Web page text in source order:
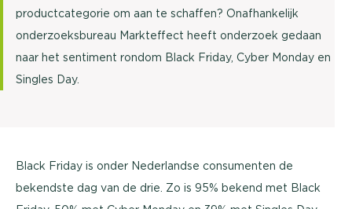
productcategorie om aan te schaffen? Onafhankelijk
onderzoeksbureau Markteffect heeft onderzoek gedaan
naar het sentiment rondom Black Friday, Cyber Monday en
Singles Day.
Black Friday is onder Nederlandse consumenten de
bekendste dag van de drie. Zo is 95% bekend met Black